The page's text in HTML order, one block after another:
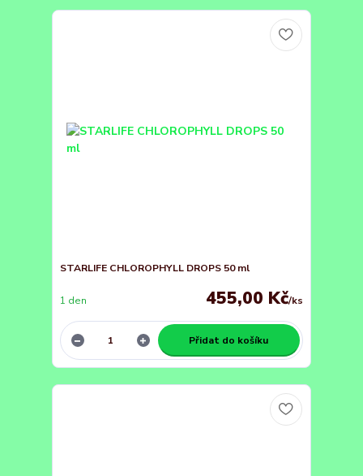
STARLIFE CHLOROPHYLL DROPS 50 ml
455,00 Kč/ks
1 den
Přidat do košíku